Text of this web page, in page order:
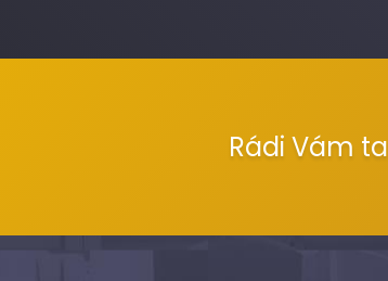
Rádi Vám